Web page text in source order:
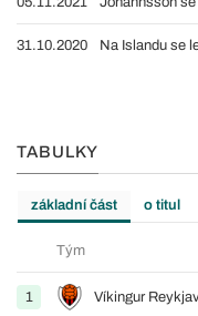
31.10.2020 Na Islandu se
TABULKY
základní část o titul
Tým
1 Víkingur